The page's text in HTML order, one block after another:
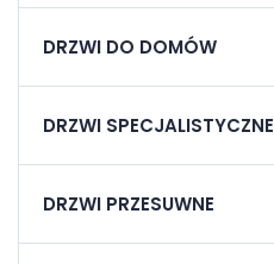
DRZWI DO DOMÓW
DRZWI SPECJALISTYCZNE
DRZWI PRZESUWNE